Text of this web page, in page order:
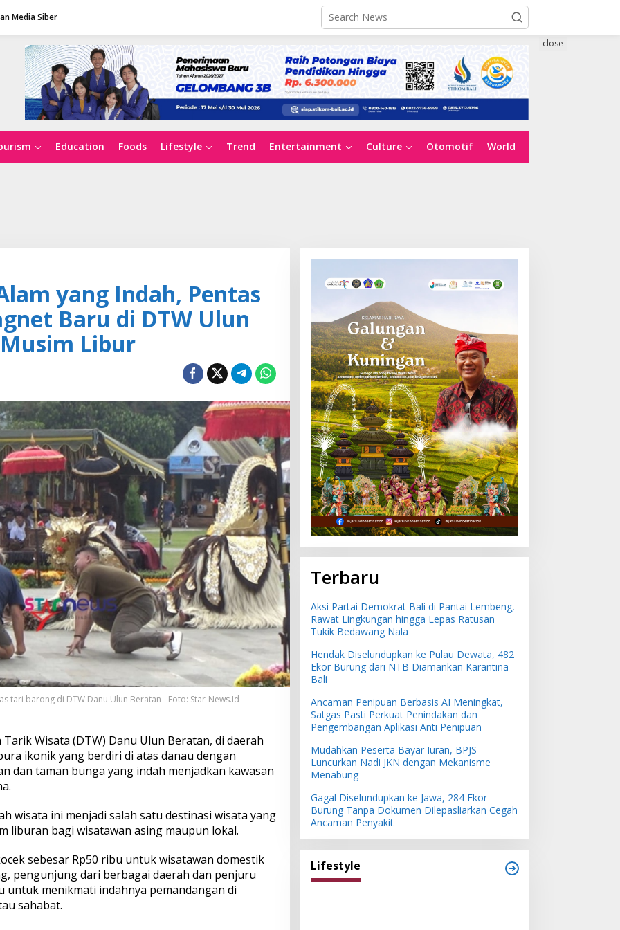
Media Siber
Education Foods Lifestyle Trend Entertainment Culture Otomotif World
close
yang Indah, Pentas
Baru di DTW Ulun
Libur
tari barong di DTW Danu Ulun Beratan - Foto: Star-News.Id
Tarik Wisata (DTW) Danu Ulun Beratan, di daerah
ikonik yang berdiri di atas danau dengan
dan taman bunga yang indah menjadkan kawasan
wisata ini menjadi salah satu destinasi wisata yang
liburan bagi wisatawan asing maupun lokal.
sebesar Rp50 ribu untuk wisatawan domestik
pengunjung dari berbagai daerah dan penjuru
untuk menikmati indahnya pemandangan di
sahabat.
Terbaru
Aksi Partai Demokrat Bali di Pantai Lembeng,
Rawat Lingkungan hingga Lepas Ratusan
Tukik Bedawang Nala
Hendak Diselundupkan ke Pulau Dewata, 482
Ekor Burung dari NTB Diamankan Karantina
Bali
Ancaman Penipuan Berbasis AI Meningkat,
Satgas Pasti Perkuat Penindakan dan
Pengembangan Aplikasi Anti Penipuan
Mudahkan Peserta Bayar Iuran, BPJS
Luncurkan Nadi JKN dengan Mekanisme
Menabung
Gagal Diselundupkan ke Jawa, 284 Ekor
Burung Tanpa Dokumen Dilepasliarkan Cegah
Ancaman Penyakit
Lifestyle